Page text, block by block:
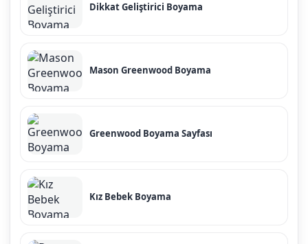
Dikkat Geliştirici Boyama
Mason Greenwood Boyama
Greenwood Boyama Sayfası
Kız Bebek Boyama